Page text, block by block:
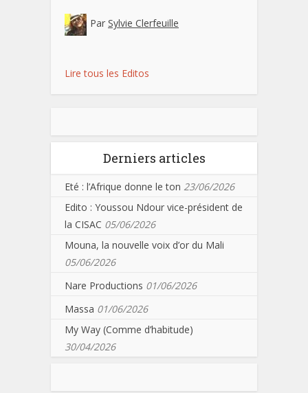
Par Sylvie Clerfeuille
Lire tous les Editos
Derniers articles
Eté : l’Afrique donne le ton 23/06/2026
Edito : Youssou Ndour vice-président de
la CISAC 05/06/2026
Mouna, la nouvelle voix d’or du Mali
05/06/2026
Nare Productions 01/06/2026
Massa 01/06/2026
My Way (Comme d’habitude)
30/04/2026